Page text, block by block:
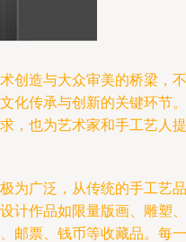
创造与大众审美的桥梁，不
化传承与创新的关键环节。
，也为艺术家和手工艺人提
为广泛，从传统的手工艺品
计作品如限量版画、雕塑、
邮票、钱币等收藏品。每一